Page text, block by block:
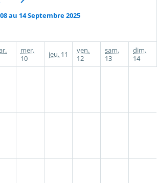
au 14 Septembre 2025
mer.
10
jeu. 11
ven.
12
sam.
13
dim.
14